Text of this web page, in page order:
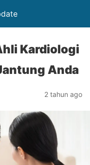
Kardiologi
Anda
2 tahun ago